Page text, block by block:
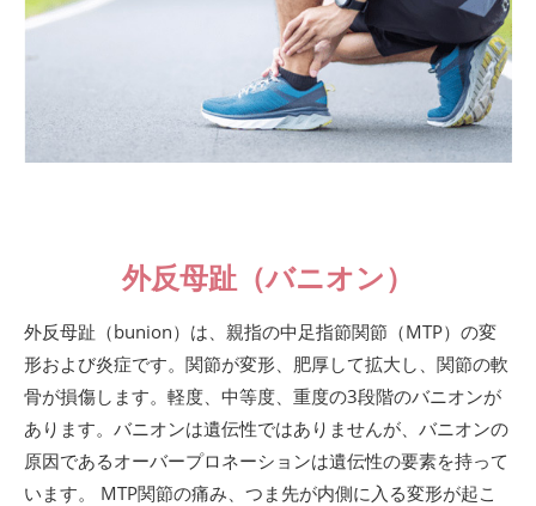
外反母趾（バニオン）
外反母趾（bunion）は、親指の中足指節関節（MTP）の変
形および炎症です。関節が変形、肥厚して拡大し、関節の軟
骨が損傷します。軽度、中等度、重度の3段階のバニオンが
あります。バニオンは遺伝性ではありませんが、バニオンの
原因であるオーバープロネーションは遺伝性の要素を持って
います。 MTP関節の痛み、つま先が内側に入る変形が起こ